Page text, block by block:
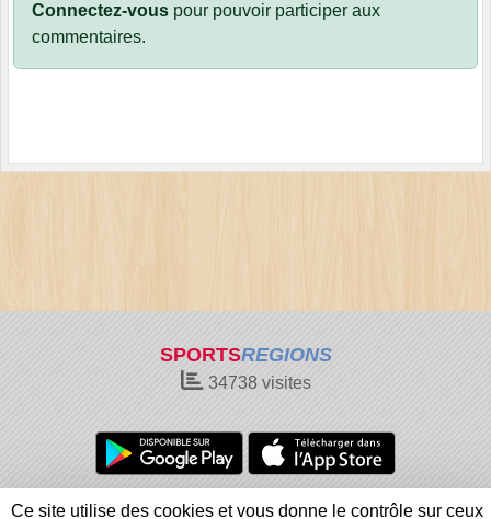
Connectez-vous pour pouvoir participer aux
commentaires.
SPORTSREGIONS
34738visites
Charte cookies Gestion des cookies
Ce site utilise des cookies et vous donne le contrôle sur ceux